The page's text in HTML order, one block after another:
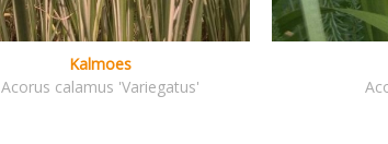
Kalmoes
Acorus calamus 'Variegatus'